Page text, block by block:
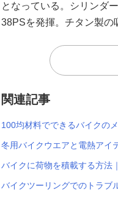
となっている。シリンダ
38PSを発揮。チタン製の
関連記事
100均材料でできるバイクの
冬用バイクウエアと電熱アイ
バイクに荷物を積載する方法
バイクツーリングでのトラブ